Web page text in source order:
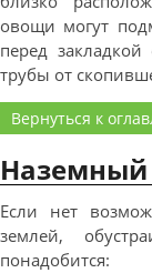
овощи могут
перед
трубы от
Вернуться к
Наземный
Если нет
землей,
понадобится: